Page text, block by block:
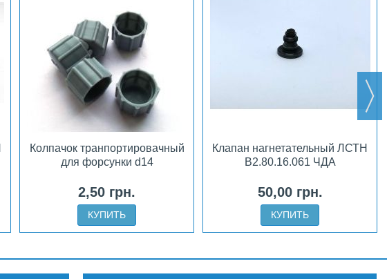
Колпачок транпортировачный
для форсунки d14
2,50 грн.
КУПИТЬ
Клапан нагнетательный ЛСТН
В2.80.16.061 ЧДА
50,00 грн.
КУПИТЬ